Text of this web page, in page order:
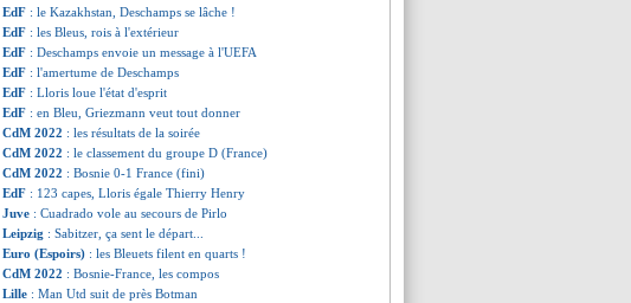
EdF : le Kazakhstan, Deschamps se lâche !
EdF : les Bleus, rois à l'extérieur
EdF : Deschamps envoie un message à l'UEFA
EdF : l'amertume de Deschamps
EdF : Lloris loue l'état d'esprit
EdF : en Bleu, Griezmann veut tout donner
CdM 2022 : les résultats de la soirée
CdM 2022 : le classement du groupe D (France)
CdM 2022 : Bosnie 0-1 France (fini)
EdF : 123 capes, Lloris égale Thierry Henry
Juve : Cuadrado vole au secours de Pirlo
Leipzig : Sabitzer, ça sent le départ...
Euro (Espoirs) : les Bleuets filent en quarts !
CdM 2022 : Bosnie-France, les compos
Lille : Man Utd suit de près Botman